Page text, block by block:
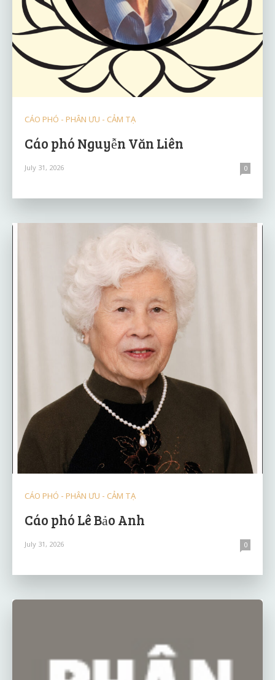
CÁO PHÓ - PHÂN ƯU - CẢM TẠ
Cáo phó Nguyễn Văn Liên
July 31, 2026 0
CÁO PHÓ - PHÂN ƯU - CẢM TẠ
Cáo phó Lê Bảo Anh
July 31, 2026 0